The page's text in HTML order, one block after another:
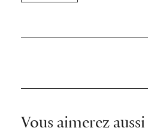
Vous aimerez aussi